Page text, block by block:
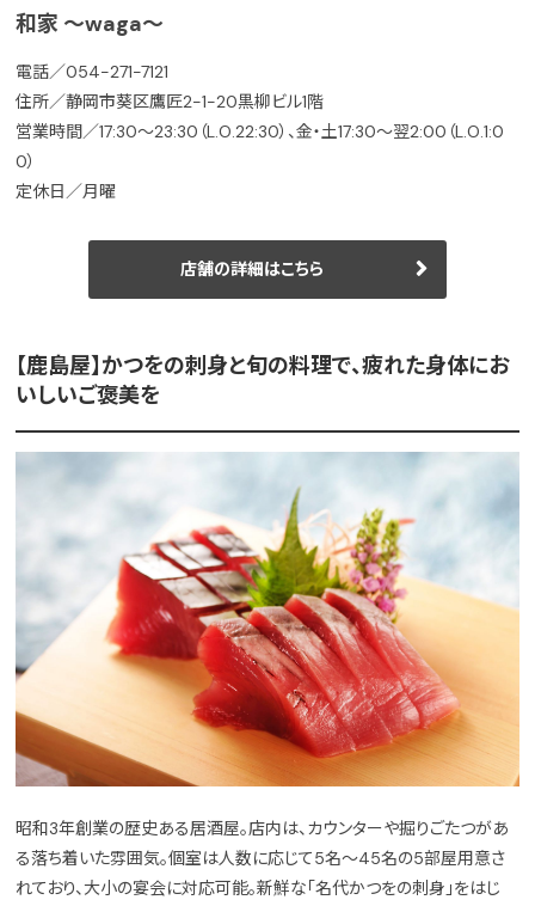
和家 ～waga～
電話／054-271-7121
住所／静岡市葵区鷹匠2-1-20黒柳ビル1階
営業時間／17:30～23:30（L.O.22:30）、金・土17:30～翌2:00（L.O.1:0
0）
定休日／月曜
店舗の詳細はこちら
【鹿島屋】かつをの刺身と旬の料理で、疲れた身体にお
いしいご褒美を
昭和3年創業の歴史ある居酒屋。店内は、カウンターや掘りごたつがあ
る落ち着いた雰囲気。個室は人数に応じて5名～45名の5部屋用意さ
れており、大小の宴会に対応可能。新鮮な「名代かつをの刺身」をはじ